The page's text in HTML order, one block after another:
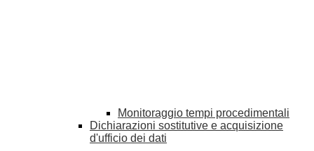
Monitoraggio tempi procedimentali
Dichiarazioni sostitutive e acquisizione
d'ufficio dei dati